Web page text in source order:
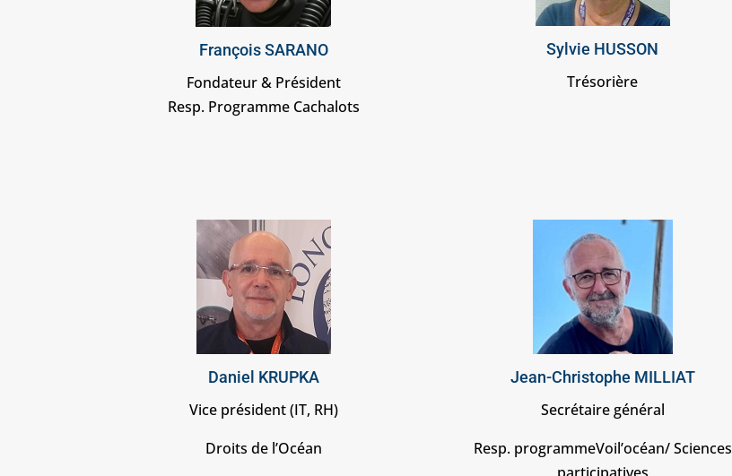
François SARANO
Fondateur & Président
Resp. Programme Cachalots
Sylvie HUSSON
Trésorière
Daniel KRUPKA
Vice président (IT, RH)
Droits de l’Océan
Jean-Christophe MILLIAT
Secrétaire général
Resp. programmeVoil’océan/ Sciences